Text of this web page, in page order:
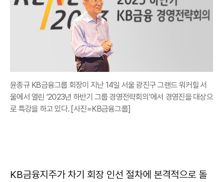
윤종규 KB금융그룹 회장이 지난 14일 서울 광진구 그랜드 워커힐 서
울에서 열린 ‘2023년 하반기 그룹 경영전략회의’에서 경영진을 대상으
로 특강을 하고 있다. [사진=KB금융그룹]
KB금융지주가 차기 회장 인선 절차에 본격적으로 돌